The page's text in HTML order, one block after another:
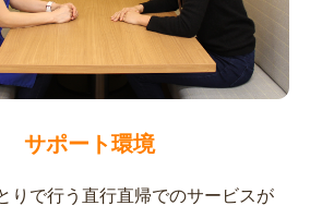
サポート環境
りで行う直行直帰でのサービスが